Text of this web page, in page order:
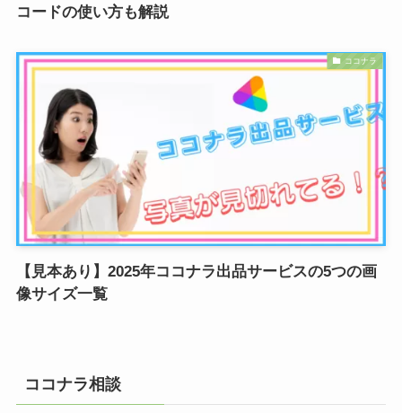
コードの使い方も解説
ココナラ
【見本あり】2025年ココナラ出品サービスの5つの画
像サイズ一覧
ココナラ相談